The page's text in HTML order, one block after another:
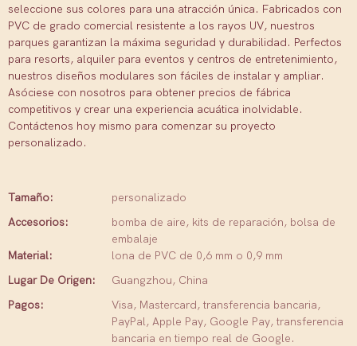
seleccione sus colores para una atracción única. Fabricados con
PVC de grado comercial resistente a los rayos UV, nuestros
parques garantizan la máxima seguridad y durabilidad. Perfectos
para resorts, alquiler para eventos y centros de entretenimiento,
nuestros diseños modulares son fáciles de instalar y ampliar.
Asóciese con nosotros para obtener precios de fábrica
competitivos y crear una experiencia acuática inolvidable.
Contáctenos hoy mismo para comenzar su proyecto
personalizado.
Tamaño:
personalizado
Accesorios:
bomba de aire, kits de reparación, bolsa de
embalaje
Material:
lona de PVC de 0,6 mm o 0,9 mm
Lugar De Origen:
Guangzhou, China
Pagos:
Visa, Mastercard, transferencia bancaria,
PayPal, Apple Pay, Google Pay, transferencia
bancaria en tiempo real de Google.